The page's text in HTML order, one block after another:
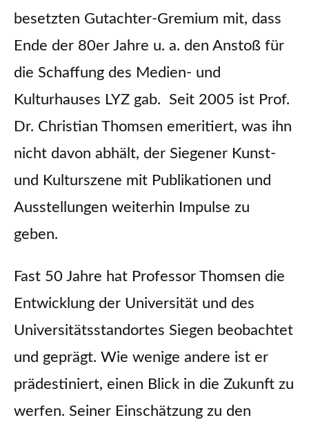
besetzten Gutachter-Gremium mit, dass
Ende der 80er Jahre u. a. den Anstoß für
die Schaffung des Medien- und
Kulturhauses LYZ gab. Seit 2005 ist Prof.
Dr. Christian Thomsen emeritiert, was ihn
nicht davon abhält, der Siegener Kunst-
und Kulturszene mit Publikationen und
Ausstellungen weiterhin Impulse zu
geben.
Fast 50 Jahre hat Professor Thomsen die
Entwicklung der Universität und des
Universitätsstandortes Siegen beobachtet
und geprägt. Wie wenige andere ist er
prädestiniert, einen Blick in die Zukunft zu
werfen. Seiner Einschätzung zu den